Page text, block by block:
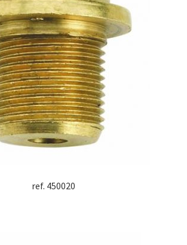
ref. 450020